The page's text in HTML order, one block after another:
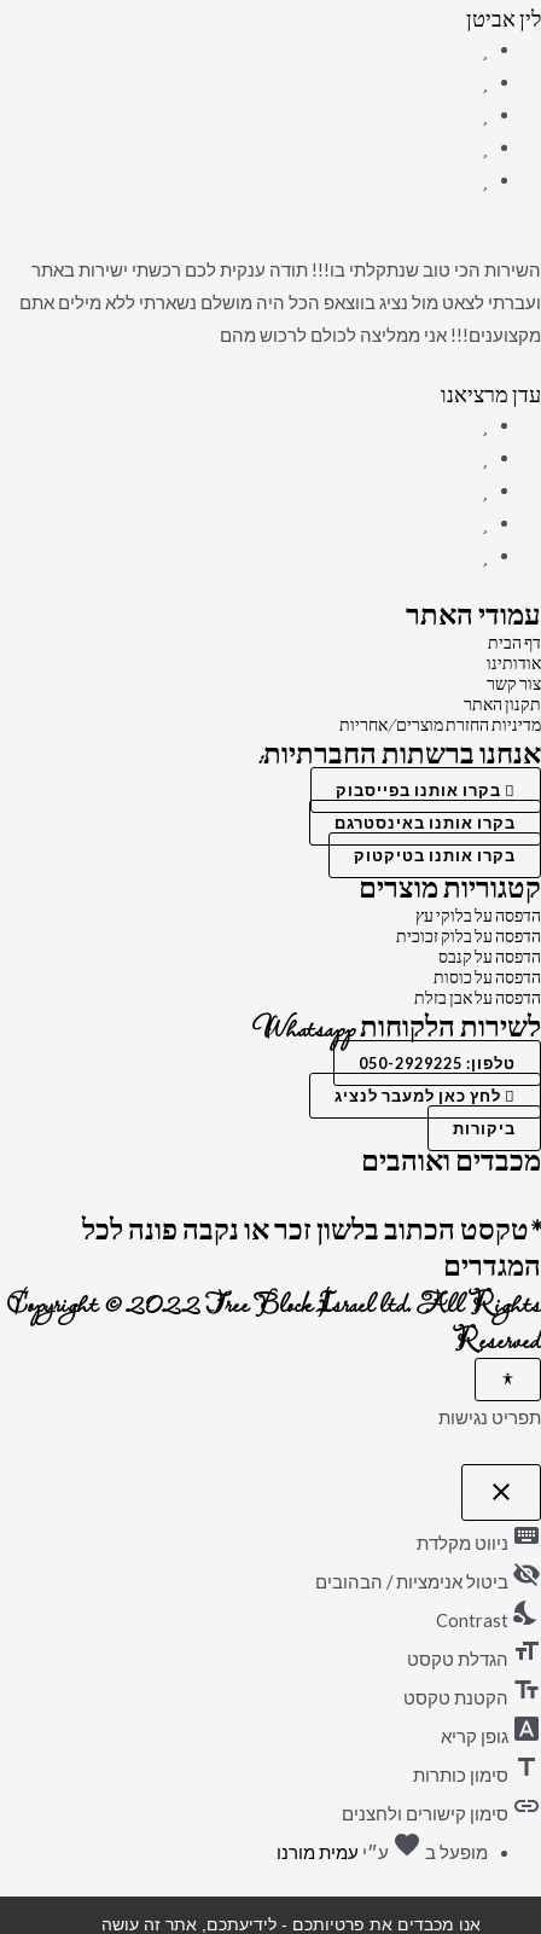
לין אביטן
השירות הכי טוב שנתקלתי בו!!! תודה ענקית לכם רכשתי ישירות באתר
ועברתי לצאט מול נציג בווצאפ הכל היה מושלם נשארתי ללא מילים אתם
מקצוענים!!! אני ממליצה לכולם לרכוש מהם
עדן מרציאנו
עמודי האתר
דף הבית
אודותינו
צור קשר
תקנון האתר
מדיניות החזרת מוצרים/אחריות
אנחנו ברשתות החברתיות:
בקרו אותנו בפייסבוק
בקרו אותנו באינסטרגם
בקרו אותנו בטיקטוק
קטגוריות מוצרים
הדפסה על בלוקי עץ
הדפסה על בלוק זכוכית
הדפסה על קנבס
הדפסה על כוסות
הדפסה על אבן בזלת
לשירות הלקוחות Whatsapp
טלפון: 050-2929225
לחץ כאן למעבר לנציג
ביקורות
מכבדים ואוהבים
*טקסט הכתוב בלשון זכר או נקבה פונה לכל
המגדרים
Copyright © 2022 Tree Block Israel ltd. All Rights
Reserved
תפריט נגישות
close
פתיחה
של
הנגישות
keyboard ניווט מקלדת
visibility_off ביטול אנימציות / הבהובים
nights_stay
Contrast
format_size הגדלת טקסט
text_fields הקטנת טקסט
font_download גופן קריא
title סימון כותרות
link סימון קישורים ולחצנים
מופעל ב favorite אהבה
ע״י עמית מורנו
אנו מכבדים את פרטיותכם - לידיעתכם, אתר זה עושה